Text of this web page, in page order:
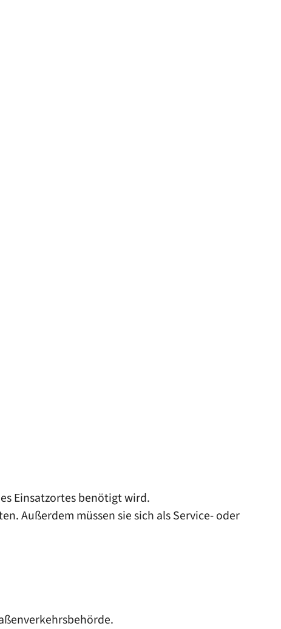
Einsatzortes benötigt wird.
Außerdem müssen sie sich als Service- oder